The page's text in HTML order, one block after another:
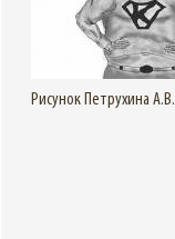
Подробнее
Рисунок Петрухина А.В.